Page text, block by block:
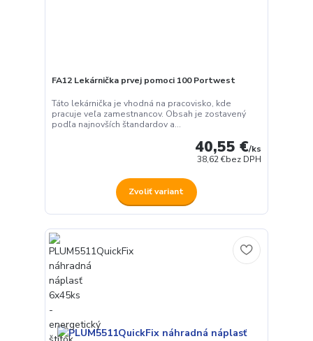
FA12 Lekárnička prvej pomoci 100 Portwest
Táto lekárnička je vhodná na pracovisko, kde
pracuje veľa zamestnancov. Obsah je zostavený
podľa najnovších štandardov a...
40,55 €/ks
38,62 €bez DPH
Zvoliť variant